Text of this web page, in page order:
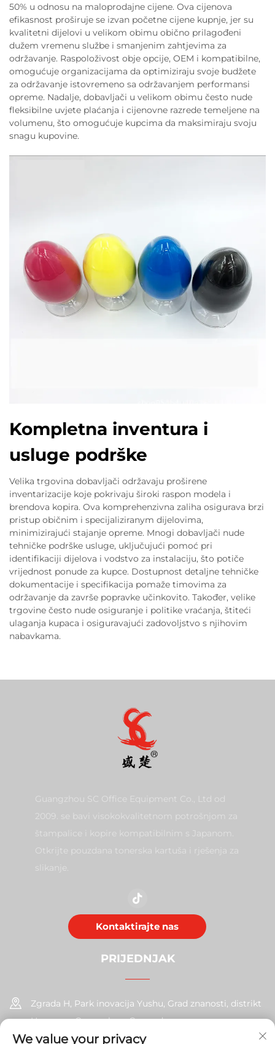
50% u odnosu na maloprodajne cijene. Ova cijenova
efikasnost proširuje se izvan početne cijene kupnje, jer su
kvalitetni dijelovi u velikom obimu obično prilagođeni
dužem vremenu službe i smanjenim zahtjevima za
održavanje. Raspoloživost obje opcije, OEM i kompatibilne,
omogućuje organizacijama da optimiziraju svoje budžete
za održavanje istovremeno sa održavanjem performansi
opreme. Nadalje, dobavljači u velikom obimu često nude
fleksibilne uvjete plaćanja i cijenovne razrede temeljene na
volumenu, što omogućuje kupcima da maksimiraju svoju
snagu kupovine.
Kompletna inventura i
usluge podrške
Velika trgovina dobavljači održavaju proširene
inventarizacije koje pokrivaju široki raspon modela i
brendova kopira. Ova komprehenzivna zaliha osigurava brzi
pristup običnim i specijaliziranym dijelovima,
minimizirajući stajanje opreme. Mnogi dobavljači nude
tehničke podrške usluge, uključujući pomoć pri
identifikaciji dijelova i vodstvo za instalaciju, što potiče
vrijednost ponude za kupce. Dostupnost detaljne tehničke
dokumentacije i specifikacija pomaže timovima za
održavanje da završe popravke učinkovito. Također, velike
trgovine često nude osiguranje i politike vraćanja, štiteći
ulaganja kupaca i osiguravajući zadovoljstvo s njihovim
nabavkama.
Guangzhou SC Office Equipment Co., Ltd od
2009. se bavi visokokvalitetnom potrošnjom za
štampalice i kopire kompatibilnim s Japanom.
Otkrijte pouzdana tonerska kartuša i rješenja za
slikanje.
Kontaktirajte nas
PRIJEDNJAK
Zgrada H, Park inovacija Yushu, Grad znanosti, distrikt
Huangpu, Guangzhou, Guangdong
We value your privacy